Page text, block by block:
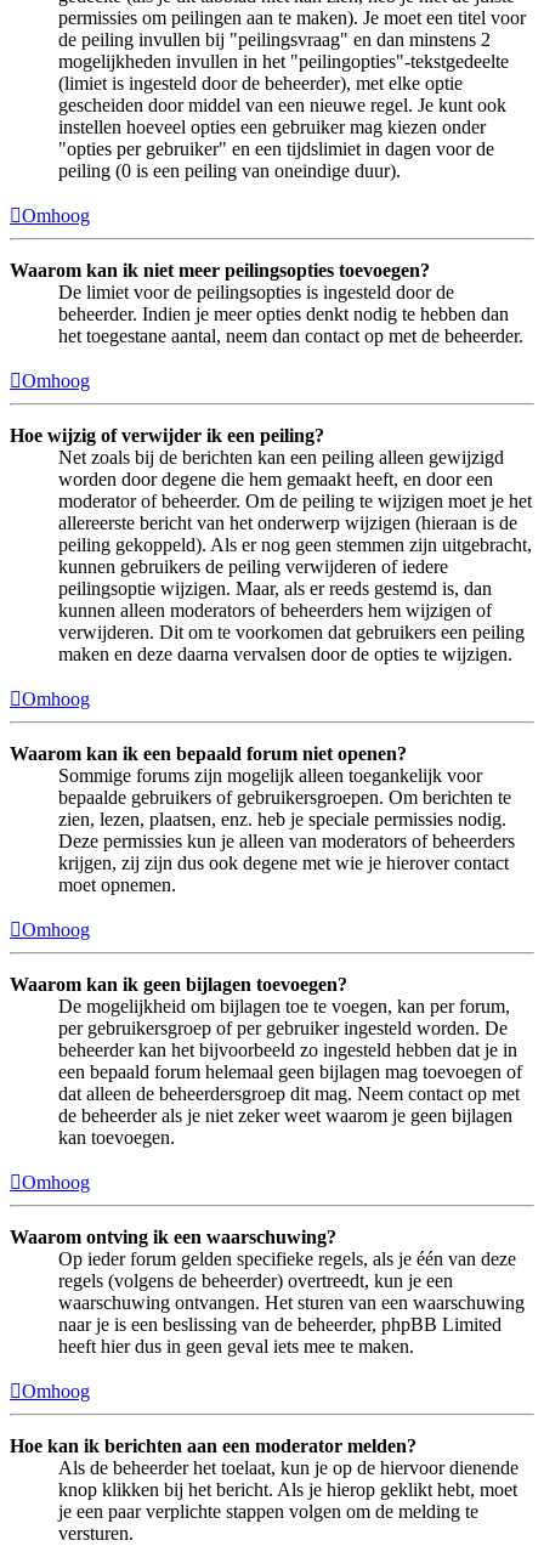
permissies om peilingen aan te maken). Je moet een titel voor
de peiling invullen bij "peilingsvraag" en dan minstens 2
mogelijkheden invullen in het "peilingopties"-tekstgedeelte
(limiet is ingesteld door de beheerder), met elke optie
gescheiden door middel van een nieuwe regel. Je kunt ook
instellen hoeveel opties een gebruiker mag kiezen onder
"opties per gebruiker" en een tijdslimiet in dagen voor de
peiling (0 is een peiling van oneindige duur).
Omhoog
Waarom kan ik niet meer peilingsopties toevoegen?
De limiet voor de peilingsopties is ingesteld door de
beheerder. Indien je meer opties denkt nodig te hebben dan
het toegestane aantal, neem dan contact op met de beheerder.
Omhoog
Hoe wijzig of verwijder ik een peiling?
Net zoals bij de berichten kan een peiling alleen gewijzigd
worden door degene die hem gemaakt heeft, en door een
moderator of beheerder. Om de peiling te wijzigen moet je het
allereerste bericht van het onderwerp wijzigen (hieraan is de
peiling gekoppeld). Als er nog geen stemmen zijn uitgebracht,
kunnen gebruikers de peiling verwijderen of iedere
peilingsoptie wijzigen. Maar, als er reeds gestemd is, dan
kunnen alleen moderators of beheerders hem wijzigen of
verwijderen. Dit om te voorkomen dat gebruikers een peiling
maken en deze daarna vervalsen door de opties te wijzigen.
Omhoog
Waarom kan ik een bepaald forum niet openen?
Sommige forums zijn mogelijk alleen toegankelijk voor
bepaalde gebruikers of gebruikersgroepen. Om berichten te
zien, lezen, plaatsen, enz. heb je speciale permissies nodig.
Deze permissies kun je alleen van moderators of beheerders
krijgen, zij zijn dus ook degene met wie je hierover contact
moet opnemen.
Omhoog
Waarom kan ik geen bijlagen toevoegen?
De mogelijkheid om bijlagen toe te voegen, kan per forum,
per gebruikersgroep of per gebruiker ingesteld worden. De
beheerder kan het bijvoorbeeld zo ingesteld hebben dat je in
een bepaald forum helemaal geen bijlagen mag toevoegen of
dat alleen de beheerdersgroep dit mag. Neem contact op met
de beheerder als je niet zeker weet waarom je geen bijlagen
kan toevoegen.
Omhoog
Waarom ontving ik een waarschuwing?
Op ieder forum gelden specifieke regels, als je één van deze
regels (volgens de beheerder) overtreedt, kun je een
waarschuwing ontvangen. Het sturen van een waarschuwing
naar je is een beslissing van de beheerder, phpBB Limited
heeft hier dus in geen geval iets mee te maken.
Omhoog
Hoe kan ik berichten aan een moderator melden?
Als de beheerder het toelaat, kun je op de hiervoor dienende
knop klikken bij het bericht. Als je hierop geklikt hebt, moet
je een paar verplichte stappen volgen om de melding te
versturen.